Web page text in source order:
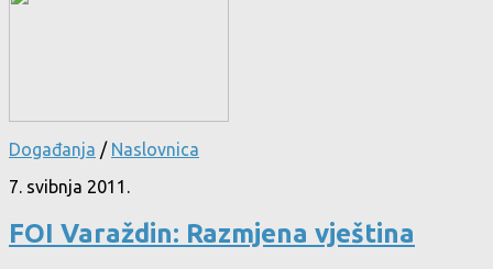
Događanja / Naslovnica
7. svibnja 2011.
FOI Varaždin: Razmjena vještina